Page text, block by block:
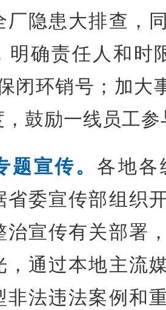
厂隐患大排查，
明确责任人和时
闭环销号；加大
鼓励一线员工
题宣传。 各地各
省委宣传部组织
治宣传有关部署
，通过本地主流
非法违法案例和